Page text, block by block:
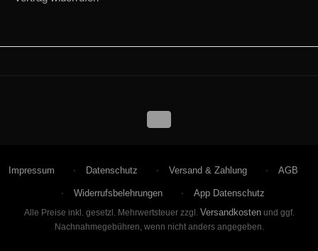
Impressum Datenschutz Versand & Zahlung AGB
Widerrufsbelehrungen App Datenschutz
Alle Preise inkl. gesetzl. Mehrwertsteuer zzgl. Versandkostenund ggf.
Nachnahmegebühren, wenn nicht anders angegeben.